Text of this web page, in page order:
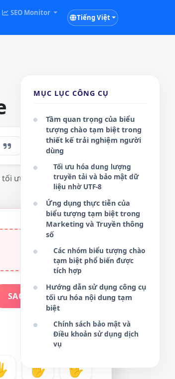
SEO Monitor
Tiếng Việt
271
tối ưu hóa nội dung.
SAO CHÉP NGAY
✋
🖖
MỤC LỤC CÔNG CỤ
Tầm quan trọng của biểu
tượng chào tạm biệt trong
thiết kế trải nghiệm người
dùng
Tối ưu hóa dung lượng
truyền tải và bảo mật dữ
liệu nhờ UTF-8
Ứng dụng thực tiễn của
biểu tượng tạm biệt trong
Marketing và Truyền thông
số
Các nhóm biểu tượng chào
tạm biệt phổ biến được
tích hợp
Hướng dẫn sử dụng công cụ
tối ưu hóa nội dung tạm
biệt
Chính sách bảo mật và
Điều khoản sử dụng dịch
vụ